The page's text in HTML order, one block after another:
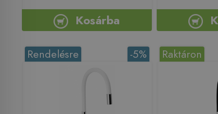
Kosárba
-5%
Rendelésre Raktáron